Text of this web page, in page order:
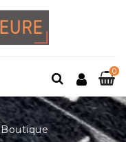
0
Boutique